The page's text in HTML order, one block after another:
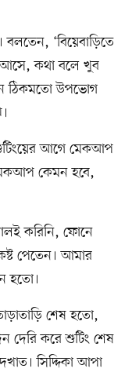
‘বিয়েবাড়িতে
আসে, কথা বলে খুব
ঠিকমতো উপভোগ
আগে মেকআপ
কেমন হবে,
করিনি, ফোনে
পেতেন। আমার
হতো।
শেষ হতো,
দেরি করে শুটিং শেষ
সিদ্দিকা আপা